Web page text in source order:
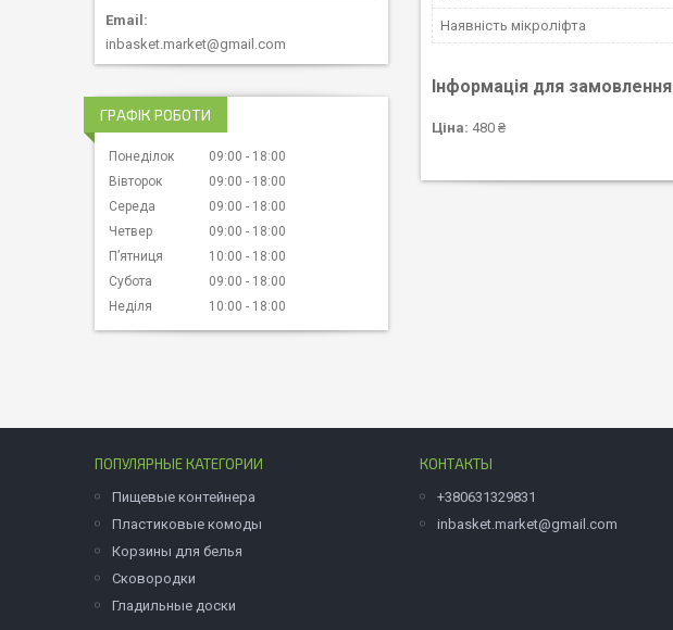
Наявність мікроліфта
Інформація для замовлення
Ціна: 480 ₴
inbasket.market@gmail.com
ГРАФІК РОБОТИ
Понеділок 09:00
18:00
Вівторок
09:00
18:00
Середа
09:00
18:00
Четвер
09:00
18:00
Пʼятниця
10:00
18:00
Субота
09:00
18:00
Неділя
10:00 18:00
ПОПУЛЯРНЫЕ КАТЕГОРИИ
Пищевые контейнера
Пластиковые комоды
Корзины для белья
Сковородки
Гладильные доски
КОНТАКТЫ
+380631329831
inbasket.market@gmail.com